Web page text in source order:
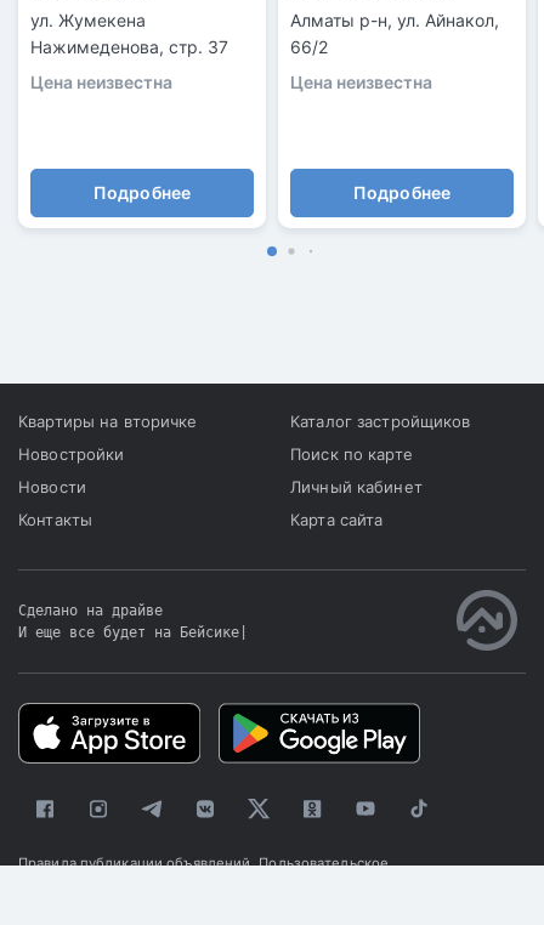
ул. Жумекена
Нажимеденова, стр. 37
Цена неизвестна
Подробнее
Алматы р-н, ул. Айнакол,
66/2
Цена неизвестна
Подробнее
Квартиры на вторичке
Новостройки
Новости
Контакты
Каталог застройщиков
Поиск по карте
Личный кабинет
Карта сайта
Сделано на драйве
И еще все будет на Бейсике
Правила публикации объявлений Пользовательское